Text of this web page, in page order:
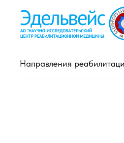
Направления